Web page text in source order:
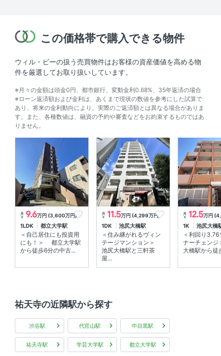
この価格帯で購入できる物件
ウィル・ビーの扱う売買物件はお客様の資産価値を高める物
件を厳選してお取り扱いしています。
※月々の金額は頭金0円、都市銀行、変動金利0.68%、35年返済の場合
※ローン返済額および金利は、あくまで現状の数値を参考にした試算で
あり、将来の金利動向により、実際のご返済額とは異なる場合がありま
す。また、各種数値は、融資の予約や審査などをお約束するものではあ
りません。
月
々 9.6万円 (3,600万円)
1LDK 都立大学駅
＜自己居住にも投資用
にも！＞ 都立大学駅
から徒歩6分の中古...
月
々 11.5万円 (4,299万円)
1DK 池尻大橋駅
＜住み継がれるヴィン
テージマンション＞
池尻大橋駅と三軒茶
屋...
月
々 12.5万円
1K 池尻大橋
＜利回り3.76
ナーチェン
大橋駅から徒
祐天寺の近隣駅から探す
渋谷駅 代官山駅 中目黒駅
祐天寺駅 学芸大学駅 都立大学駅